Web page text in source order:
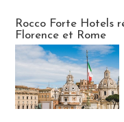
Rocco Forte Hotels
Florence et Rome